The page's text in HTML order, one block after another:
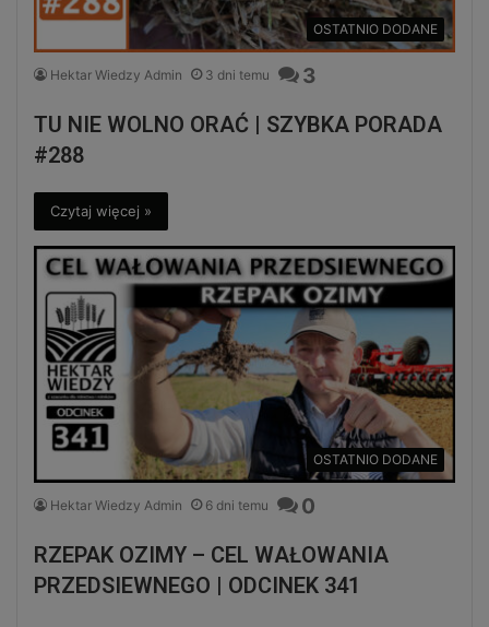
OSTATNIO DODANE
Hektar Wiedzy Admin 3 dni temu 3
TU NIE WOLNO ORAĆ | SZYBKA PORADA
#288
Czytaj więcej »
OSTATNIO DODANE
Hektar Wiedzy Admin 6 dni temu 0
RZEPAK OZIMY – CEL WAŁOWANIA
PRZEDSIEWNEGO | ODCINEK 341